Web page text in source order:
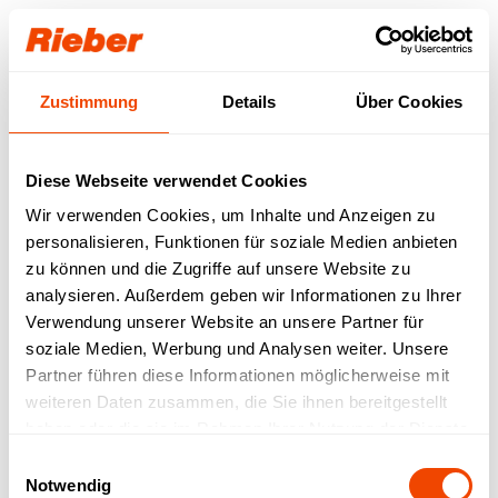
Zustimmung Details Über Cookies
Diese Webseite verwendet Cookies
Wir verwenden Cookies, um Inhalte und Anzeigen zu
personalisieren, Funktionen für soziale Medien anbieten
zu können und die Zugriffe auf unsere Website zu
analysieren. Außerdem geben wir Informationen zu Ihrer
Verwendung unserer Website an unsere Partner für
soziale Medien, Werbung und Analysen weiter. Unsere
Partner führen diese Informationen möglicherweise mit
weiteren Daten zusammen, die Sie ihnen bereitgestellt
Notwendig
Login
Unser Download-
Bereich für Sie.
Step 1: Wählen Sie Ihr Produkt / Ihre
Produktfamilie aus
Step 2: Wählen sie Ihren Download-Typ aus
FREI VERFÜGBAR
| Datenblätter |
Betriebsanleitungen | Prospekte | Kataloge
MIT LOGIN VERFÜGBAR| Bruttopreislisten |
Verfügbare Downloads werden abgerufen…